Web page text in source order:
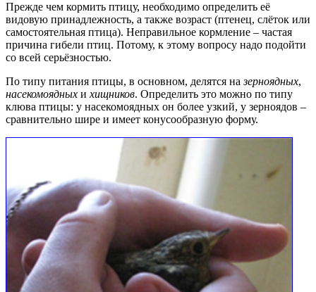
Прежде чем кормить птицу, необходимо определить её
видовую принадлежность, а также возраст (птенец, слёток или
самостоятельная птица). Неправильное кормление – частая
причина гибели птиц. Потому, к этому вопросу надо подойти
со всей серьёзностью.
По типу питания птицы, в основном, делятся назерноядных,
насекомоядных и хищников. Определить это можно по типу
клюва птицы: у насекомоядных он более узкий, у зерноядов –
сравнительно шире и имеет конусообразную форму.